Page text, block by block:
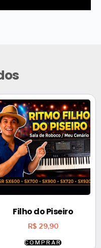
Filho do Piseiro
R$ 29,90
COMPRAR